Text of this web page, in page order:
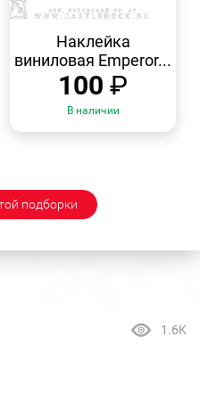
ПРОСМОТР
Наклейка
виниловая Emperor...
100 ₽
В наличии
подборки
1.6K